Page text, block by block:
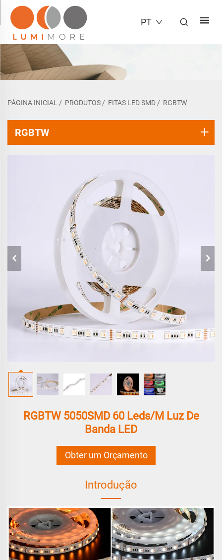
PT
PÁGINA INICIAL/ PRODUTOS/ FITAS LED SMD/ RGBTW
RGBTW
RGBTW 5050SMD 60 Leds/m Luz De
Banda LED
Obter um Orçamento
Introdução